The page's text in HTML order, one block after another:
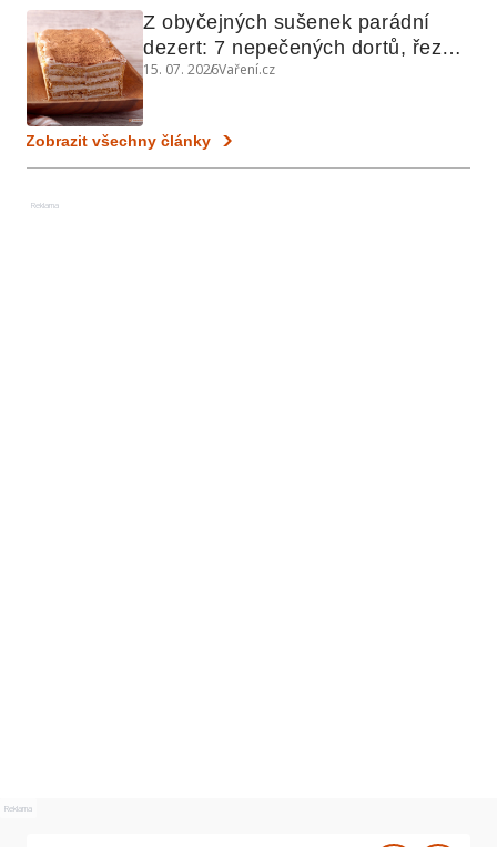
Z obyčejných sušenek parádní
dezert: 7 nepečených dortů, řezů
a koláčů
15. 07. 2026Vaření.cz
Zobrazit všechny články
Reklama
Reklama